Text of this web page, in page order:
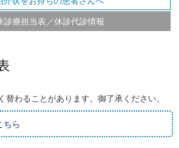
診療担当表／休診代診情報
わることがあります。御了承ください。
ちら